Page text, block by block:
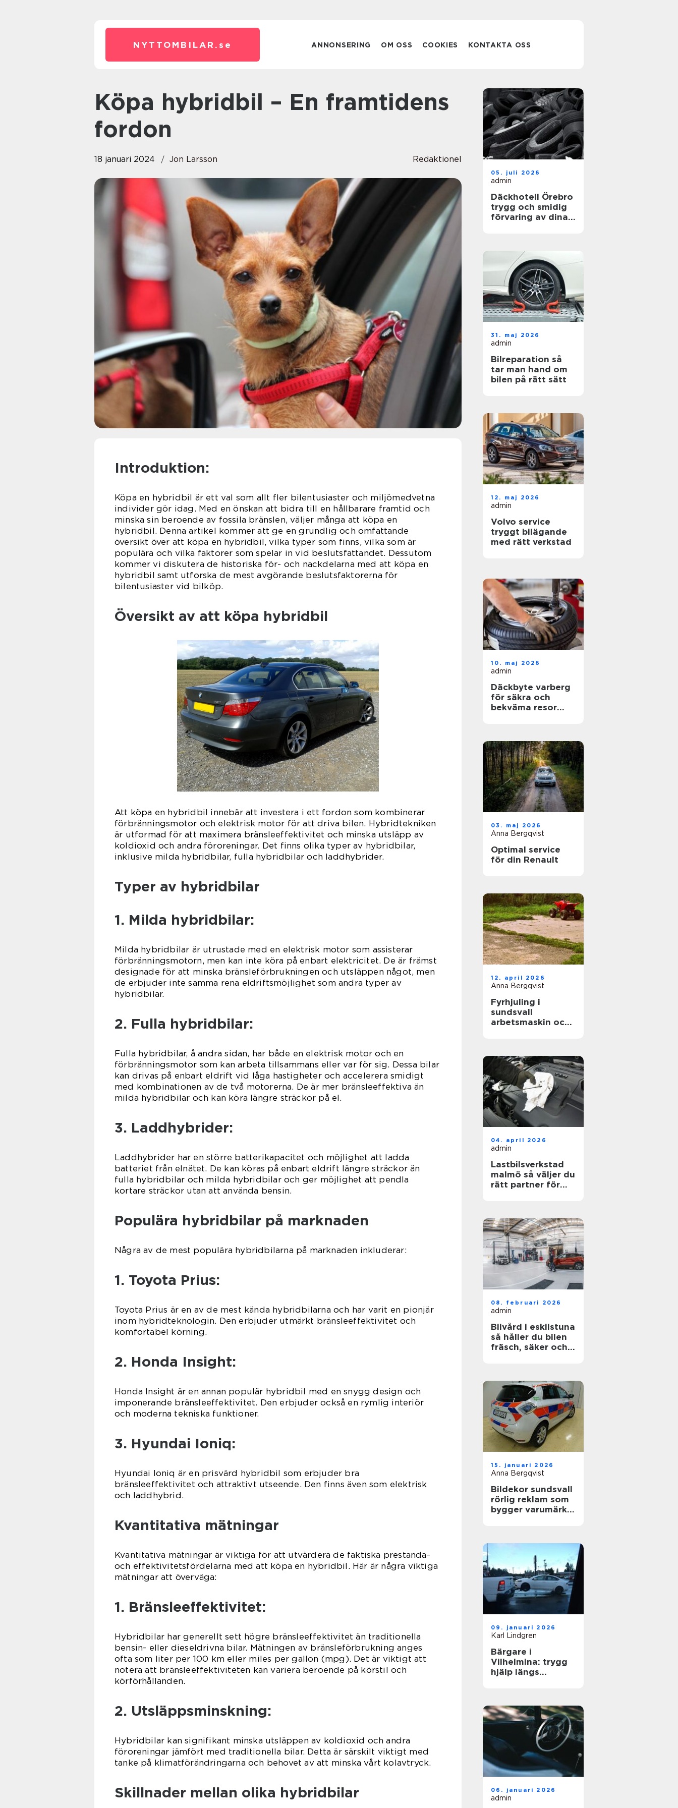
NYTTOMBILAR. se ANNONSERING OM OSS COOKIES KONTAKTA OSS
Köpa hybridbil – En framtidens
fordon
18 januari 2024 Jon Larsson Redaktionel
Introduktion:
Köpa en hybridbil är ett val som allt fler bilentusiaster och miljömedvetna
individer gör idag. Med en önskan att bidra till en hållbarare framtid och
minska sin beroende av fossila bränslen, väljer många att köpa en
hybridbil. Denna artikel kommer att ge en grundlig och omfattande
översikt över att köpa en hybridbil, vilka typer som finns, vilka som är
populära och vilka faktorer som spelar in vid beslutsfattandet. Dessutom
kommer vi diskutera de historiska för- och nackdelarna med att köpa en
hybridbil samt utforska de mest avgörande beslutsfaktorerna för
bilentusiaster vid bilköp.
Översikt av att köpa hybridbil
Att köpa en hybridbil innebär att investera i ett fordon som kombinerar
förbränningsmotor och elektrisk motor för att driva bilen. Hybridtekniken
är utformad för att maximera bränsleeffektivitet och minska utsläpp av
koldioxid och andra föroreningar. Det finns olika typer av hybridbilar,
inklusive milda hybridbilar, fulla hybridbilar och laddhybrider.
Typer av hybridbilar
1. Milda hybridbilar:
Milda hybridbilar är utrustade med en elektrisk motor som assisterar
förbränningsmotorn, men kan inte köra på enbart elektricitet. De är främst
designade för att minska bränsleförbrukningen och utsläppen något, men
de erbjuder inte samma rena eldriftsmöjlighet som andra typer av
hybridbilar.
2. Fulla hybridbilar:
Fulla hybridbilar, å andra sidan, har både en elektrisk motor och en
förbränningsmotor som kan arbeta tillsammans eller var för sig. Dessa bilar
kan drivas på enbart eldrift vid låga hastigheter och accelerera smidigt
med kombinationen av de två motorerna. De är mer bränsleeffektiva än
milda hybridbilar och kan köra längre sträckor på el.
3. Laddhybrider:
Laddhybrider har en större batterikapacitet och möjlighet att ladda
batteriet från elnätet. De kan köras på enbart eldrift längre sträckor än
fulla hybridbilar och milda hybridbilar och ger möjlighet att pendla
kortare sträckor utan att använda bensin.
Populära hybridbilar på marknaden
Några av de mest populära hybridbilarna på marknaden inkluderar:
1. Toyota Prius:
Toyota Prius är en av de mest kända hybridbilarna och har varit en pionjär
inom hybridteknologin. Den erbjuder utmärkt bränsleeffektivitet och
komfortabel körning.
2. Honda Insight:
Honda Insight är en annan populär hybridbil med en snygg design och
imponerande bränsleeffektivitet. Den erbjuder också en rymlig interiör
och moderna tekniska funktioner.
3. Hyundai Ioniq:
Hyundai Ioniq är en prisvärd hybridbil som erbjuder bra
bränsleeffektivitet och attraktivt utseende. Den finns även som elektrisk
och laddhybrid.
Kvantitativa mätningar
Kvantitativa mätningar är viktiga för att utvärdera de faktiska prestanda-
och effektivitetsfördelarna med att köpa en hybridbil. Här är några viktiga
mätningar att överväga:
1. Bränsleeffektivitet:
Hybridbilar har generellt sett högre bränsleeffektivitet än traditionella
bensin- eller dieseldrivna bilar. Mätningen av bränsleförbrukning anges
ofta som liter per 100 km eller miles per gallon (mpg). Det är viktigt att
notera att bränsleeffektiviteten kan variera beroende på körstil och
körförhållanden.
2. Utsläppsminskning:
Hybridbilar kan signifikant minska utsläppen av koldioxid och andra
föroreningar jämfört med traditionella bilar. Detta är särskilt viktigt med
tanke på klimatförändringarna och behovet av att minska vårt kolavtryck.
Skillnader mellan olika hybridbilar
05. juli 2026
admin
Däckhotell Örebro
trygg och smidig
förvaring av dina
31. maj 2026
admin
Bilreparation så
tar man hand om
bilen på rätt sätt
12. maj 2026
admin
Volvo service
tryggt bilägande
med rätt verkstad
10. maj 2026
admin
Däckbyte varberg
för säkra och
bekväma resor
03. maj 2026
Anna Bergqvist
Optimal service
för din Renault
12. april 2026
Anna Bergqvist
Fyrhjuling i
sundsvall
arbetsmaskin och
04. april 2026
admin
Lastbilsverkstad
malmö så väljer du
rätt partner för
08. februari 2026
admin
Bilvård i eskilstuna
så håller du bilen
fräsch, säker och
15. januari 2026
Anna Bergqvist
Bildekor sundsvall
rörlig reklam som
bygger varumärke
09. januari 2026
Karl Lindgren
Bärgare i
Vilhelmina: trygg
hjälp längs
06. januari 2026
admin